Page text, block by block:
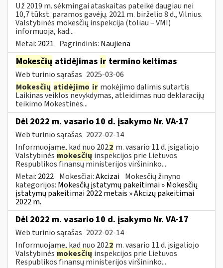
Už 2019 m. sėkmingai ataskaitas pateikė daugiau nei
10,7 tūkst. paramos gavėjų. 2021 m. birželio 8 d., Vilnius.
Valstybinės mokesčių inspekcija (toliau – VMI)
informuoja, kad...
Metai: 2021 Pagrindinis: Naujiena
Mokesčių atidėjimas ir termino keitimas
Web turinio sąrašas 2025-03-06
Mokesčių atidėjimo ir mokėjimo dalimis sutartis
Laikinas veiklos nevykdymas, atleidimas nuo deklaracijų
teikimo Mokestinės...
Dėl 2022 m. vasario 10 d. įsakymo Nr. VA-17
Web turinio sąrašas 2022-02-14
Informuojame, kad nuo 2022 m. vasario 11 d. įsigaliojo
Valstybinės mokesčių inspekcijos prie Lietuvos
Respublikos finansų ministerijos viršininko...
Metai: 2022 Mokesčiai:Akcizai Mokesčių žinyno
kategorijos: Mokesčių įstatymų pakeitimai » Mokesčių
įstatymų pakeitimai 2022 metais » Akcizų pakeitimai
2022 m.
Dėl 2022 m. vasario 10 d. įsakymo Nr. VA-17
Web turinio sąrašas 2022-02-14
Informuojame, kad nuo 2022 m. vasario 11 d. įsigaliojo
Valstybinės mokesčių inspekcijos prie Lietuvos
Respublikos finansų ministerijos viršininko...